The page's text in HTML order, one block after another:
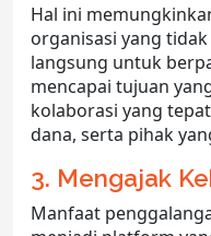
Hal ini
organisasi yang
langsung untuk
mencapai tujuan
kolaborasi yang
dana, serta pihak
3. Mengajak
Manfaat